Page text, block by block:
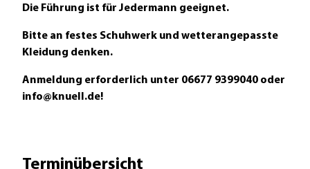
Die Führung ist für Jedermann geeignet.
Bitte an festes Schuhwerk und wetterangepasste
Kleidung denken.
Anmeldung erforderlich unter 06677 9399040 oder
info@knuell.de!
Terminübersicht